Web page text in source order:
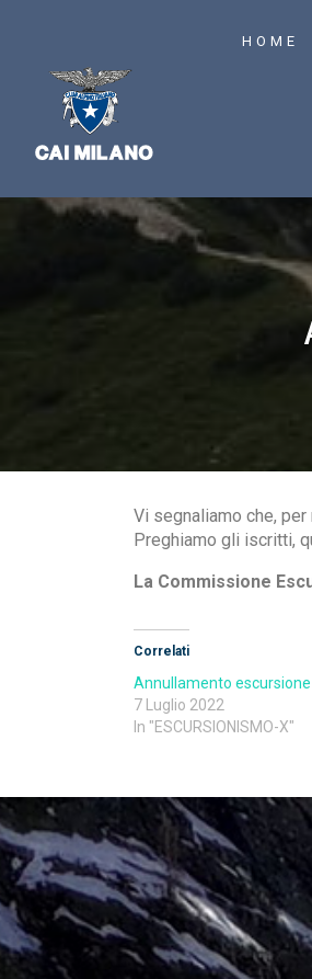
HOME
Vi segnaliamo che,
Preghiamo gli iscritti,
La Commissione
Correlati
Annullamento
7 Luglio 2022
In "ESCURSIONISMO-X"